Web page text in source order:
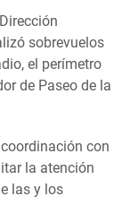
sobrevuelos
el perímetro
de Paseo de la
con
la atención
las y los